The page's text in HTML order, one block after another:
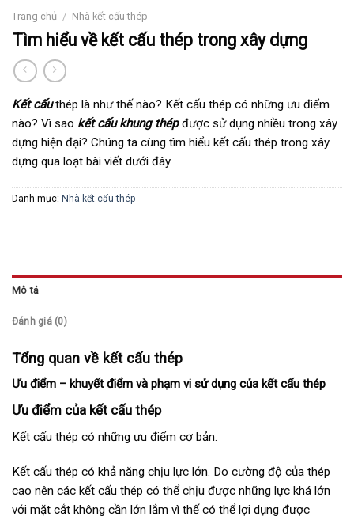
Trang chủ / Nhà kết cấu thép
Tìm hiểu về kết cấu thép trong xây dựng
Kết cấuthép là như thế nào? Kết cấu thép có những ưu điểm
nào? Vì sao kết cấu khung thépđược sử dụng nhiều trong xây
dựng hiện đại? Chúng ta cùng tìm hiểu kết cấu thép trong xây
dựng qua loạt bài viết dưới đây.
Danh mục: Nhà kết cấu thép
Mô tả
Đánh giá (0)
Tổng quan về kết cấu thép
Ưu điểm – khuyết điểm và phạm vi sử dụng của kết cấu thép
Ưu điểm của kết cấu thép
Kết cấu thép có những ưu điểm cơ bản.
Kết cấu thép có khả năng chịu lực lớn. Do cường độ của thép
cao nên các kết cấu thép có thể chịu được những lực khá lớn
với mặt cắt không cần lớn lắm vì thế có thể lợi dụng được